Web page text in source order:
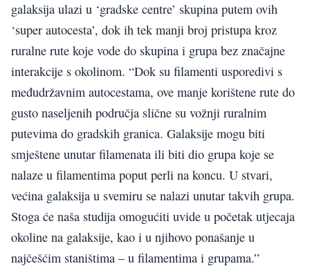
galaksija ulazi u ‘gradske centre’ skupina putem ovih
‘super autocesta’, dok ih tek manji broj pristupa kroz
ruralne rute koje vode do skupina i grupa bez značajne
interakcije s okolinom. “Dok su filamenti usporedivi s
međudržavnim autocestama, ove manje korištene rute do
gusto naseljenih područja slične su vožnji ruralnim
putevima do gradskih granica. Galaksije mogu biti
smještene unutar filamenata ili biti dio grupa koje se
nalaze u filamentima poput perli na koncu. U stvari,
većina galaksija u svemiru se nalazi unutar takvih grupa.
Stoga će naša studija omogućiti uvide u početak utjecaja
okoline na galaksije, kao i u njihovo ponašanje u
najčešćim staništima – u filamentima i grupama.”